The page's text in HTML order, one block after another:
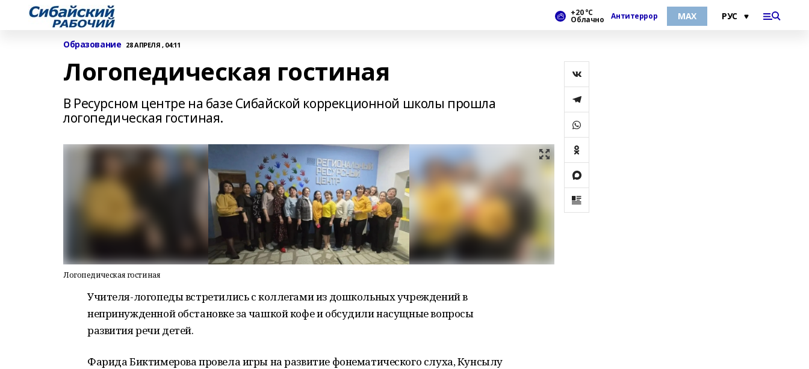
+20 °С
Облачно Антитеррор МАХ
Образование 28 АПРЕЛЯ , 04:11
Логопедическая гостиная
В Ресурсном центре на базе Сибайской коррекционной школы прошла
логопедическая гостиная.
Логопедическая гостиная
Учителя-логопеды встретились с коллегами из дошкольных учреждений в
непринужденной обстановке за чашкой кофе и обсудили насущные вопросы
развития речи детей.
Фарида Биктимерова провела игры на развитие фонематического слуха, Кунсылу